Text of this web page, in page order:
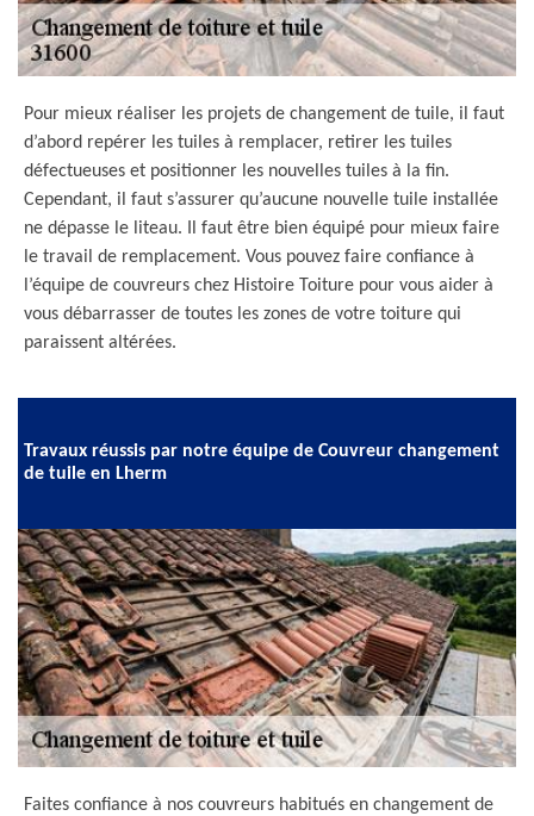
Pour mieux réaliser les projets de changement de tuile, il faut
d’abord repérer les tuiles à remplacer, retirer les tuiles
défectueuses et positionner les nouvelles tuiles à la fin.
Cependant, il faut s’assurer qu’aucune nouvelle tuile installée
ne dépasse le liteau. Il faut être bien équipé pour mieux faire
le travail de remplacement. Vous pouvez faire confiance à
l’équipe de couvreurs chez Histoire Toiture pour vous aider à
vous débarrasser de toutes les zones de votre toiture qui
paraissent altérées.
Travaux réussis par notre équipe de Couvreur changement
de tuile en Lherm
Faites confiance à nos couvreurs habitués en changement de